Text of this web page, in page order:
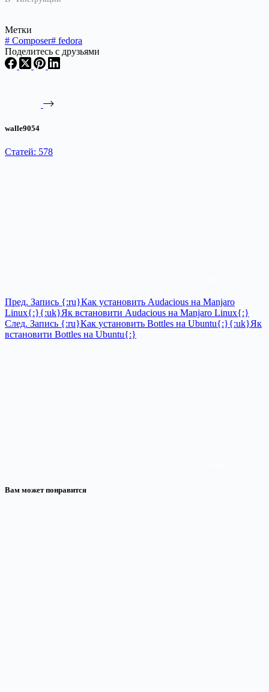
Метки
# Composer# fedora
Поделитесь с друзьями
walle9054
Статей: 578
Пред. Запись {:ru}Как установить Audacious на Manjaro
Linux{:}{:uk}Як встановити Audacious на Manjaro Linux{:}
След. Запись {:ru}Как установить Bottles на Ubuntu{:}{:uk}Як
встановити Bottles на Ubuntu{:}
Вам может понравится